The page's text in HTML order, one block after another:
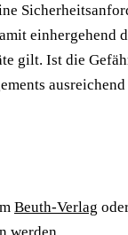
einhergehend
gilt. Ist die
Beuth-Verlag
werden.